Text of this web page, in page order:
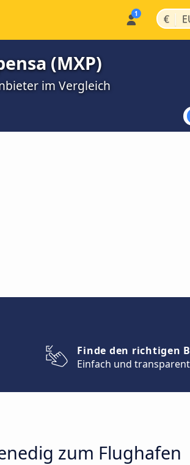
€ |
(MXP)
im Vergleich
Finde den richtigen
Einfach und transparent
zum Flughafen